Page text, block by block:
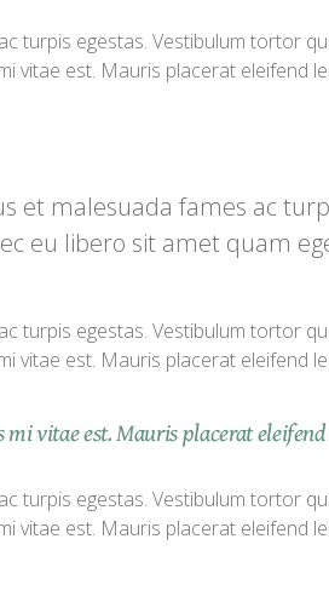
egestas. Vestibulum tortor
vitae est. Mauris placerat eleifend
malesuada fames ac
eu libero sit amet quam
egestas. Vestibulum tortor
vitae est. Mauris placerat eleifend
vitae est. Mauris placerat
egestas. Vestibulum tortor
vitae est. Mauris placerat eleifend